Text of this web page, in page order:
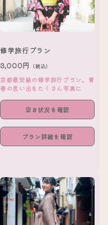
修学旅行プラン
3,000円 （税込）
京都最安級の修学旅行プラン。青
春の思い出をたくさん写真に
空き状況を確認
プラン詳細を確認